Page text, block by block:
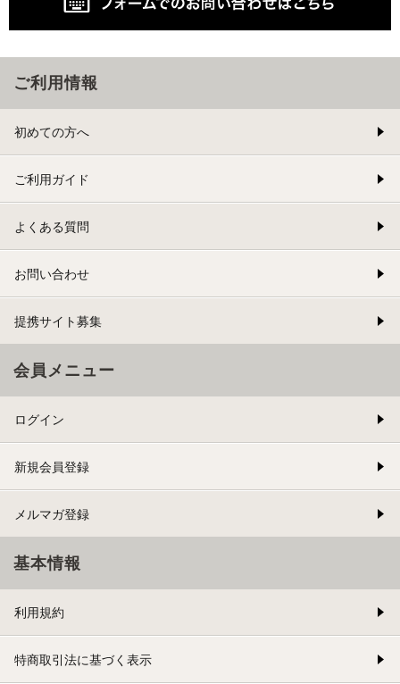
ご利用情報
初めての方へ
ご利用ガイド
よくある質問
お問い合わせ
提携サイト募集
会員メニュー
ログイン
新規会員登録
メルマガ登録
基本情報
利用規約
特商取引法に基づく表示